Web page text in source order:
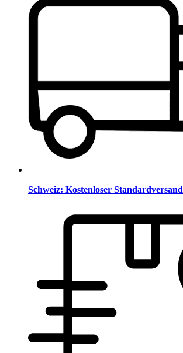
Schweiz: Kostenloser Standardversand